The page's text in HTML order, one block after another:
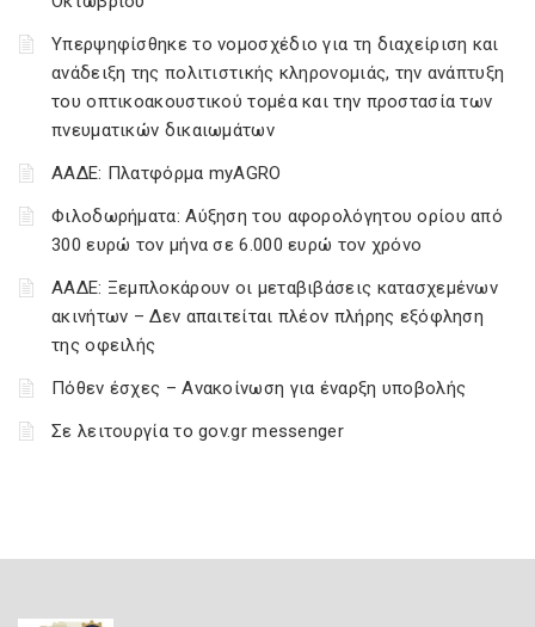
Υπερψηφίσθηκε το νομοσχέδιο για τη διαχείριση και
ανάδειξη της πολιτιστικής κληρονομιάς, την ανάπτυξη
του οπτικοακουστικού τομέα και την προστασία των
πνευματικών δικαιωμάτων
ΑΑΔΕ: Πλατφόρμα myAGRO
Φιλοδωρήματα: Αύξηση του αφορολόγητου ορίου από
300 ευρώ τον μήνα σε 6.000 ευρώ τον χρόνο
ΑΑΔΕ: Ξεμπλοκάρουν οι μεταβιβάσεις κατασχεμένων
ακινήτων – Δεν απαιτείται πλέον πλήρης εξόφληση
της οφειλής
Πόθεν έσχες – Ανακοίνωση για έναρξη υποβολής
Σε λειτουργία το gov.gr messenger